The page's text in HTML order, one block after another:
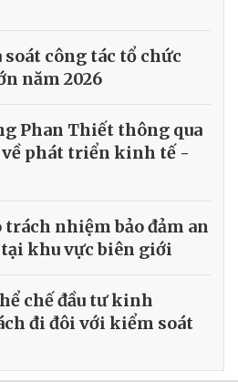
công tác tổ chức
năm 2026
Phan Thiết thông qua
phát triển kinh tế -
nhiệm bảo đảm an
khu vực biên giới
chế đầu tư kinh
đi đôi với kiểm soát